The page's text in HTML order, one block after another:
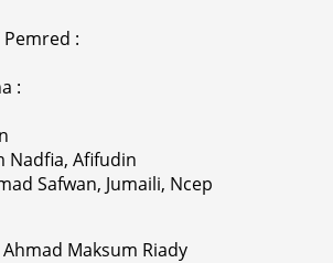
:
:
Nadfia, Afifudin
Safwan, Jumaili, Ncep
Maksum Riady